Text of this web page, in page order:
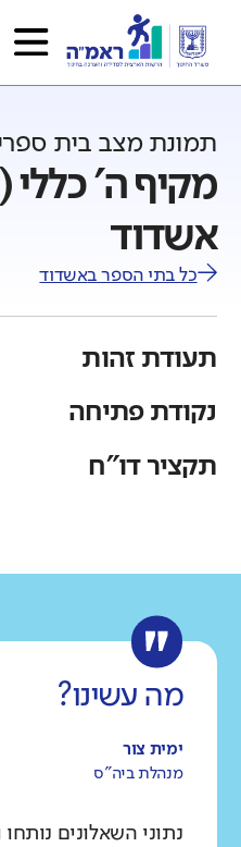
תמונת מצב בית
מקיף ה'
אשדוד
כל בתי הספר באשדוד
תעודת זהות
פיקוח
נקודת פתיחה
רקע חברתי כלכלי
ממוצע תלמידים בכיתה
נמוך
תקציר דו"ח
מה עשינו?
ימית צור
מנהלת ביה"ס
נתוני השאלונים